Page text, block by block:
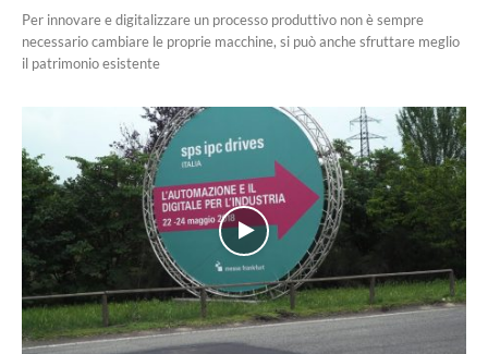
Per innovare e digitalizzare un processo produttivo non è sempre
necessario cambiare le proprie macchine, si può anche sfruttare meglio
il patrimonio esistente